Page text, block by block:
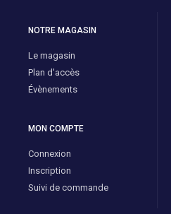
NOTRE MAGASIN
Le magasin
Plan d'accès
Évènements
MON COMPTE
Connexion
Inscription
Suivi de commande